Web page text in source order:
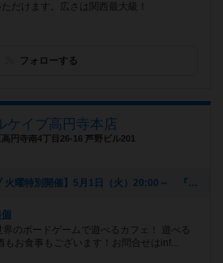
だけます。広さは関西最大級！
フォローする
ケイブ高円寺本店
円寺南4丁目26-16 芦野ビル201
[NEW] 【ゲーマーズケイブ 火曜特別開催】5月1日（火）20:00～ 『ロールプレイヤー』（2018年04月22日 18時42分）
のボードゲームで遊べるカフェ！ 遊べる
お食事もございます！お問合せはinf...